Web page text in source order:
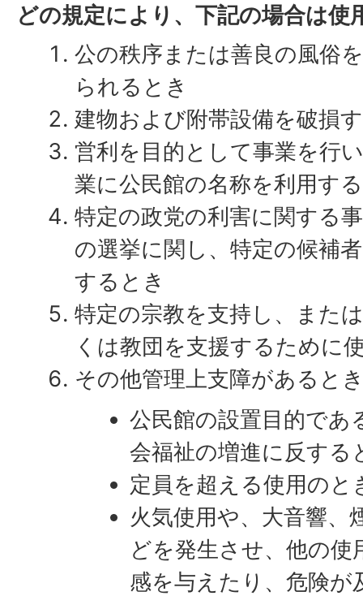
どの規定により、下記の場合は使
公の秩序または善良の風俗
られるとき
建物および附帯設備を破損
営利を目的として事業を行
業に公民館の名称を利用す
特定の政党の利害に関する
の選挙に関し、特定の候補
するとき
特定の宗教を支持し、また
くは教団を支援するために
その他管理上支障があると
公民館の設置目的であ
会福祉の増進に反する
定員を超える使用のと
火気使用や、大音響、
どを発生させ、他の使
感を与えたり、危険